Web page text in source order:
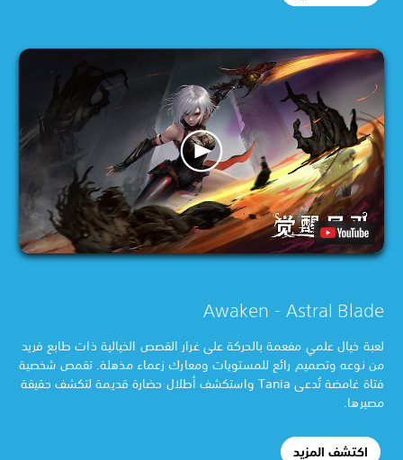
Awaken - Astral Blade
لعبة خيال علمي مفعمة بالحركة على غرار القصص الخيالية ذات طابع فريد
من نوعه وتصميم رائع للمستويات ومعارك زعماء مذهلة. تقمص شخصية
فتاة غامضة تُدعى Tania واستكشف أطلال حضارة قديمة لتكشف حقيقة
مصيرها.
اكتشف المزيد